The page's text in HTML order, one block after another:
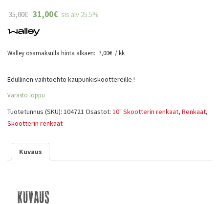
35,00€ 31,00€ sis alv 25.5%
Walley osamaksulla hinta alkaen: 7,00€ / kk
Edullinen vaihtoehto kaupunkiskoottereille !
Varasto loppu
Tuotetunnus (SKU): 104721 Osastot: 10" Skootterin renkaat, Renkaat,
Skootterin renkaat
Kuvaus
Kuvaus